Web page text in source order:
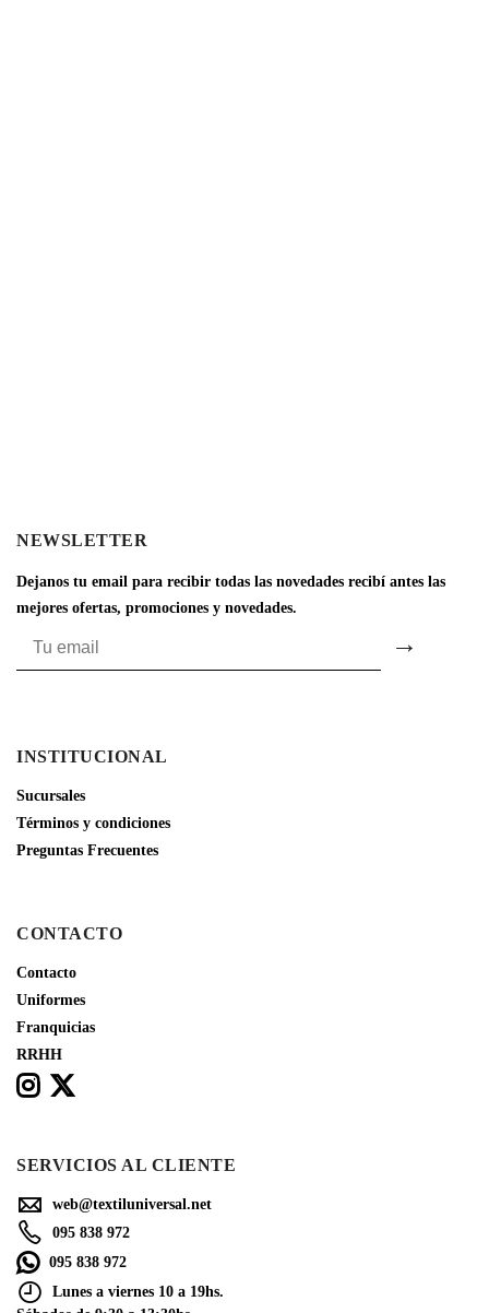
NEWSLETTER
Dejanos tu email para recibir todas las novedades recibí antes las
mejores ofertas, promociones y novedades.
INSTITUCIONAL
Sucursales
Términos y condiciones
Preguntas Frecuentes
CONTACTO
Contacto
Uniformes
Franquicias
RRHH
SERVICIOS AL CLIENTE
web@textiluniversal.net
095 838 972
095 838 972
Lunes a viernes 10 a 19hs.